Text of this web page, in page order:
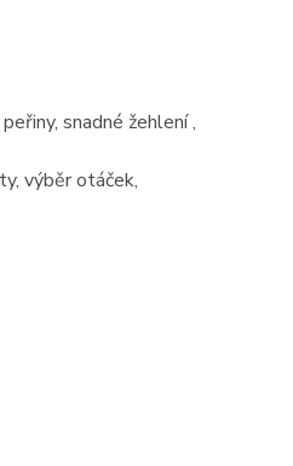
snadné žehlení ,
výběr otáček,